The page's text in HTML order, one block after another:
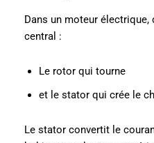
Dans un moteur
central :
Le rotor qui tourne
et le stator qui crée le
Le stator convertit le